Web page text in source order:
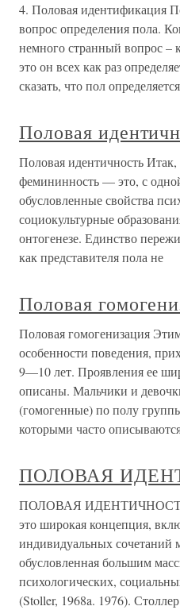
4. Половая идентификация
вопрос определения пола.
немного странный вопрос –
это он всех как раз
сказать, что пол
Половая
Половая идентичность
фемининность — это, с
обусловленные свойства
социокультурные
онтогенезе. Единство
как представителя пола не
Половая
Половая гомогенизация
особенности поведения,
9—10 лет. Проявления ее
описаны. Мальчики и
(гомогенные) по полу
которыми часто
ПОЛОВАЯ
ПОЛОВАЯ ИДЕНТИЧНОСТЬ
это широкая концепция,
индивидуальных сочетаний
обусловленная большим
психологических,
(Stoller, 1968a. 1976). Столлер